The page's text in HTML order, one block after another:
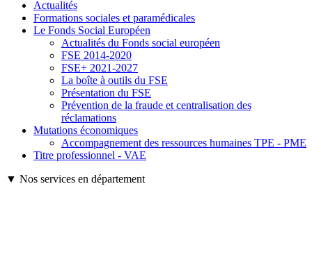
Actualités
Formations sociales et paramédicales
Le Fonds Social Européen
Actualités du Fonds social européen
FSE 2014-2020
FSE+ 2021-2027
La boîte à outils du FSE
Présentation du FSE
Prévention de la fraude et centralisation des
réclamations
Mutations économiques
Accompagnement des ressources humaines TPE - PME
Titre professionnel - VAE
▼ Nos services en département